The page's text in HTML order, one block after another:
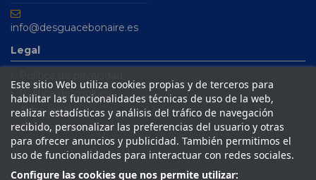
info@desguacebonaire.es
Legal
Política de cookies
Aviso legal
Condiciones de venta
Este sitio Web utiliza cookies propias y de terceros para
habilitar las funcionalidades técnicas de uso de la web,
realizar estadísticas y análisis del tráfico de navegación
recibido, personalizar las preferencias del usuario y otras
para ofrecer anuncios y publicidad. También permitimos el
uso de funcionalidades para interactuar con redes sociales.
Configure las cookies que nos permite utilizar: